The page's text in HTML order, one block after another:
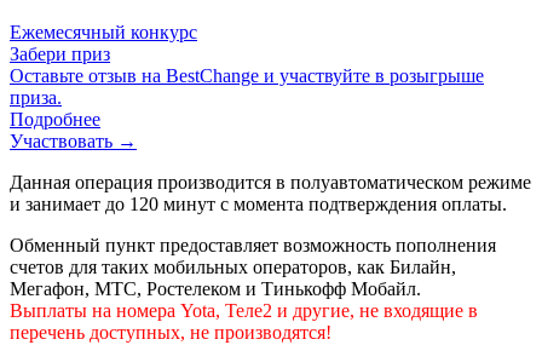
Ежемесячный конкурс
Забери приз
Оставьте отзыв на BestChange и участвуйте в розыгрыше
приза.
Подробнее
Участвовать →
Данная операция производится в полуавтоматическом режиме
и занимает до 120 минут с момента подтверждения оплаты.
Обменный пункт предоставляет возможность пополнения
счетов для таких мобильных операторов, как Билайн,
Мегафон, МТС, Ростелеком и Тинькофф Мобайл.
Выплаты на номера Yota, Теле2 и другие, не входящие в
перечень доступных, не производятся!